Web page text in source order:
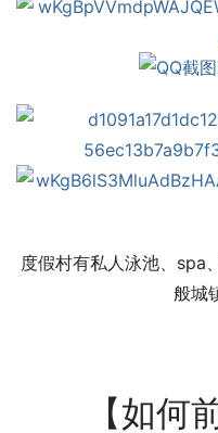
度假村有私人泳池、spa
般城
【如何